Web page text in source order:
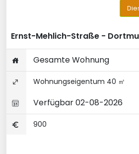
Ernst-Mehlich-Straße -
Gesamte Wohnung
Wohnungseigentum 40 ㎡
Verfügbar 02-08-2026
900